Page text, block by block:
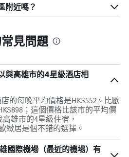
附近嗎？
見問題
與高雄市的4星級酒店相
的每晚平均價格是HK$552。比歐
；這個價格比該市的平均價
雄市的4星級住宿，
緻居是個不錯的選擇。
國際機場（最近的機場）有